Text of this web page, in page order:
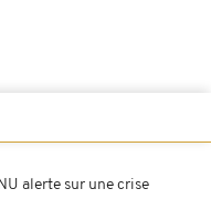
alerte sur une crise